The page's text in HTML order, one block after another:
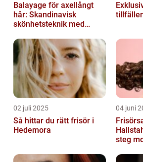
Balayage för axellångt
hår: Skandinavisk
skönhetsteknik med
02 juli 2025
Så hittar du rätt frisör i
Hedemora
04 juni
steg